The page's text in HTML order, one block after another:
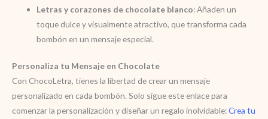
Letras y corazones de chocolate blanco: Añaden un
toque dulce y visualmente atractivo, que transforma cada
bombón en un mensaje especial.
Personaliza tu Mensaje en Chocolate
Con ChocoLetra, tienes la libertad de crear un mensaje
personalizado en cada bombón. Solo sigue este enlace para
comenzar la personalización y diseñar un regalo inolvidable:Crea tu